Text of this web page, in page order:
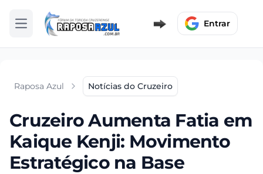
Abrir menu Entrar
Raposa Azul Notícias do Cruzeiro
Cruzeiro Aumenta Fatia em
Kaique Kenji: Movimento
Estratégico na Base